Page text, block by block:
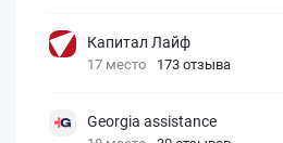
Капитал Лайф
17 место 173 отзыва
Georgia assistance